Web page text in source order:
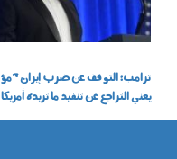
ترامب: التوقف عن ضرب إيران
يعني التراجع عن تنفيذ ما تريده أمريكا